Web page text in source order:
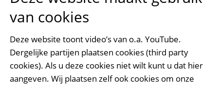
nieuwsgierigheidsgedreven
teamwetenschap te bevorderen, die leidt
uitzonderlijke kwaliteit op het gebied van
gezondheidsonderzoek. De
beoordelingscommissie van ZonMw heeft
het voorstel van Levato en Robin
van cookies
Deze website toont video’s van o.a. YouTube.
Dergelijke partijen plaatsen cookies (third party
cookies). Als u deze cookies niet wilt kunt u dat hier
aangeven. Wij plaatsen zelf ook cookies om onze